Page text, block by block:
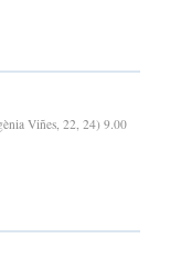
Viñes, 22, 24) 9.00